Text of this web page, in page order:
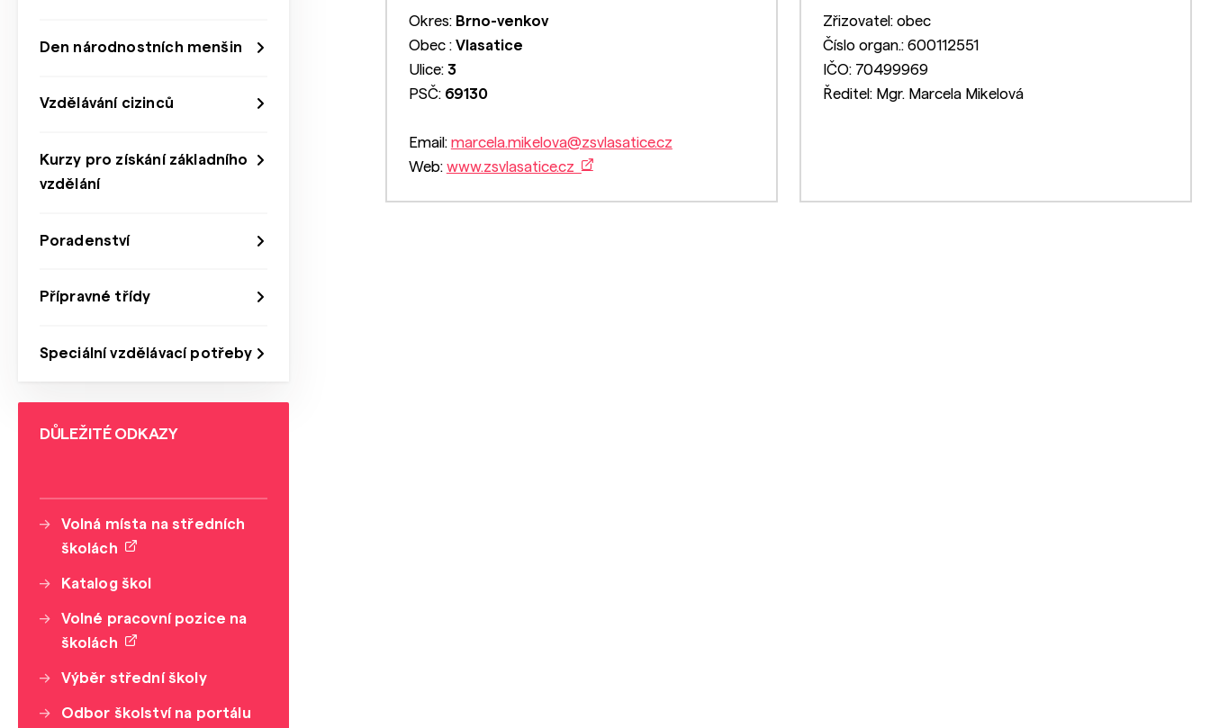
Okres: Brno-venkov
Obec : Vlasatice
Ulice: 3
PSČ: 69130
Email: marcela.mikelova@zsvlasatice.cz
Web: www.zsvlasatice.cz
Zřizovatel: obec
Číslo organ.: 600112551
IČO: 70499969
Ředitel: Mgr. Marcela Mikelová
Den národnostních menšin
Vzdělávání cizinců
Kurzy pro získání základního
vzdělání
Poradenství
Přípravné třídy
Speciální vzdělávací potřeby
DŮLEŽITÉ ODKAZY
Volná místa na středních
školách
Katalog škol
Volné pracovní pozice na
školách
Výběr střední školy
Odbor školství na portálu